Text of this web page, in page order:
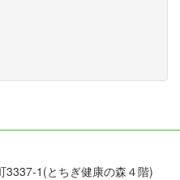
3337-1(とちぎ健康の森４階)